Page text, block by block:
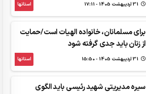
استانها
برای مسلمانان، خانواده الهیات است/حمایت
از زنان باید جدی گرفته شود
استانها
سیره مدیریتی شهید رئیسی باید الگوی